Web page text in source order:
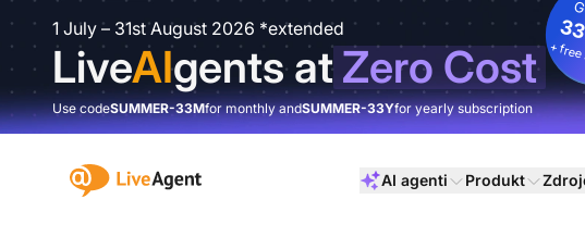
1 July – 31st August 2026 *extended
LiveAIgents atZero Cost +
Use codeSUMMER-33Mfor monthly andSUMMER-33Yfor yearly subscription
:site.title AI agenti Produkt